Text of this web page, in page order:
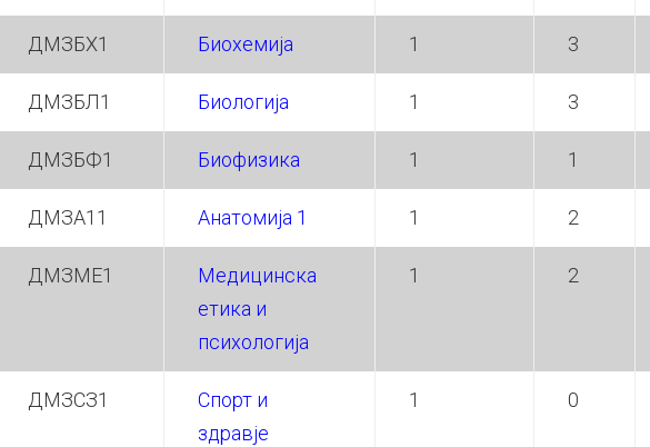
ДМЗБХ1 Биохемија 1 3
ДМЗБЛ1 Биологија 1 3
ДМЗБФ1 Биофизика 1 1
ДМЗА11 Анатомија 1 1 2
ДМЗМЕ1
Медицинска
етика и
психологија
1 2
ДМЗСЗ1
Спорт и
здравје
1 0